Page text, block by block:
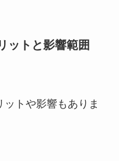
ットと影響範囲
トや影響もありま